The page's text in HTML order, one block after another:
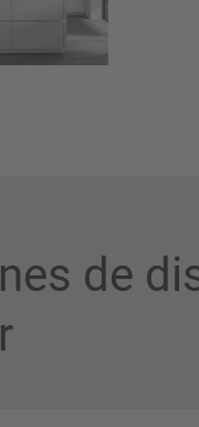
de